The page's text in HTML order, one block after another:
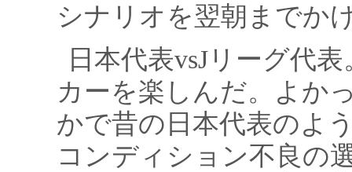
シナリオを翌朝までか
日本代表vsJリーグ代
カーを楽しんだ。よか
かで昔の日本代表のよ
コンディション不良の